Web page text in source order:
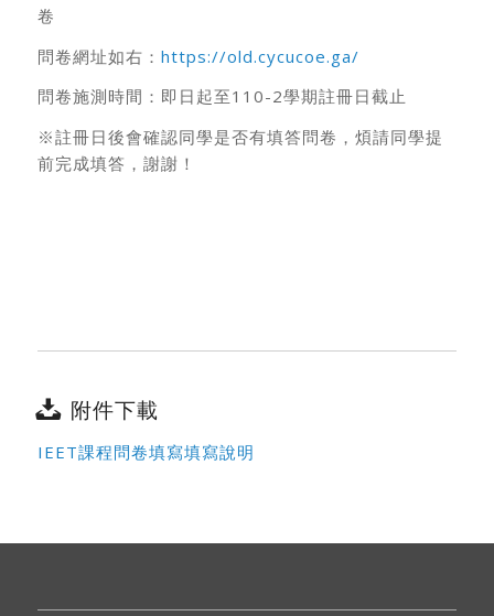
卷
問卷網址如右： https://old.cycucoe.ga/
問卷施測時間：即日起至110-2學期註冊日截止
※註冊日後會確認同學是否有填答問卷，煩請同學提
前完成填答，謝謝！
附件下載
IEET課程問卷填寫填寫說明